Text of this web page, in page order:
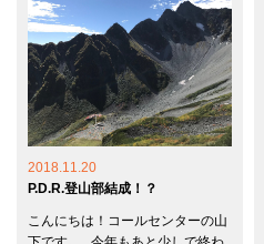
2018.11.20
P.D.R.登山部結成！？
こんにちは！コールセンターの山